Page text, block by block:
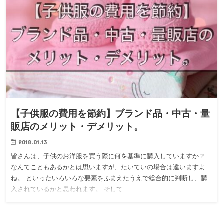
【子供服の費用を節約】ブランド品・中古・量
販店のメリット・デメリット。
2018.01.13
皆さんは、子供のお洋服を買う際に何を基準に購入していますか？
なんてこともあるかとは思いますが、たいていの場合は違いますよ
ね。 といったいろいろな要素をふまえたうえで総合的に判断し、購
入されているかと思われます。 そして…